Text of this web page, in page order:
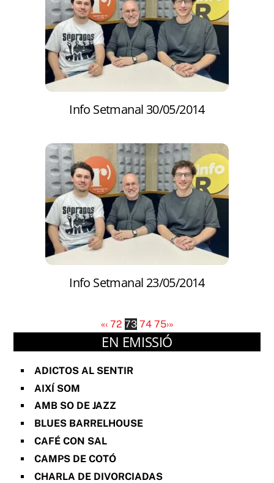
Info Setmanal 30/05/2014
Info Setmanal 23/05/2014
«‹ 72 73 74 75›»
EN EMISSIÓ
ADICTOS AL SENTIR
AIXÍ SOM
AMB SO DE JAZZ
BLUES BARRELHOUSE
CAFÉ CON SAL
CAMPS DE COTÓ
CHARLA DE DIVORCIADAS